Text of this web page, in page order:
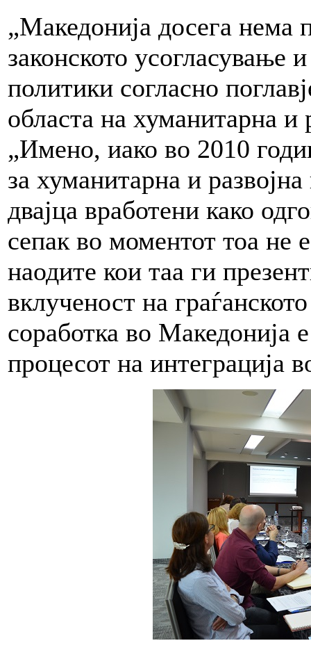
„Македонија досега нема
законското усогласување
политики согласно
областа на хуманитарна и
„Имено, иако во 2010
за хуманитарна и
двајца вработени како
сепак во моментот тоа не
наодите кои таа ги
вклученост на
соработка во Македонија
процесот на интеграција